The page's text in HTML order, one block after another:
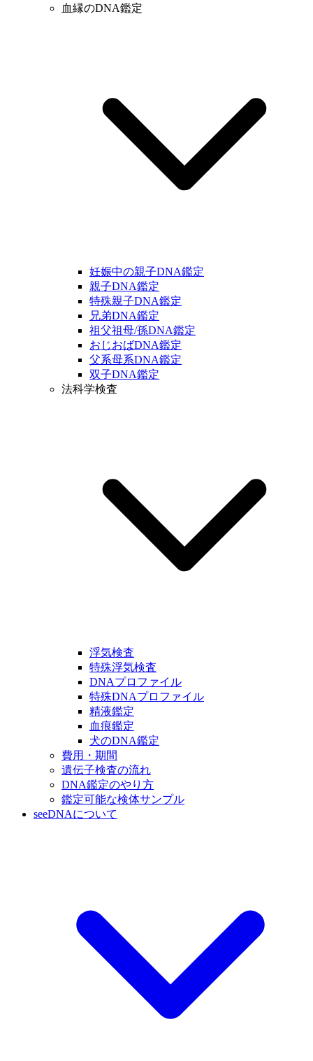
血縁のDNA鑑定
妊娠中の親子DNA鑑定
親子DNA鑑定
特殊親子DNA鑑定
兄弟DNA鑑定
祖父祖母/孫DNA鑑定
おじおばDNA鑑定
父系母系DNA鑑定
双子DNA鑑定
法科学検査
浮気検査
特殊浮気検査
DNAプロファイル
特殊DNAプロファイル
精液鑑定
血痕鑑定
犬のDNA鑑定
費用・期間
遺伝子検査の流れ
DNA鑑定のやり方
鑑定可能な検体サンプル
seeDNAについて